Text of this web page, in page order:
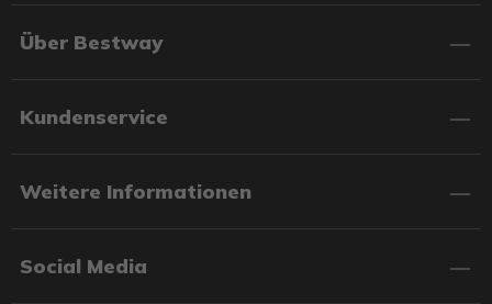
Über Bestway
Kundenservice
Weitere Informationen
Social Media